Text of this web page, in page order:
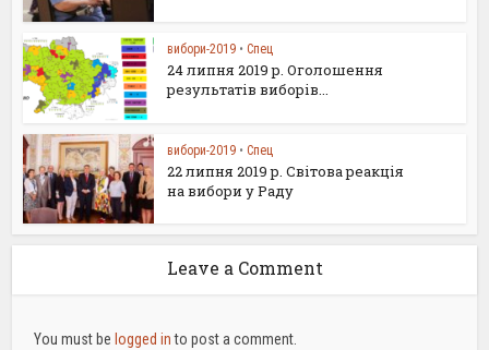
вибори-2019 • Спец
24 липня 2019 р. Оголошення
результатів виборів...
вибори-2019 • Спец
22 липня 2019 р. Світова реакція
на вибори у Раду
Leave a Comment
You must be logged into post a comment.